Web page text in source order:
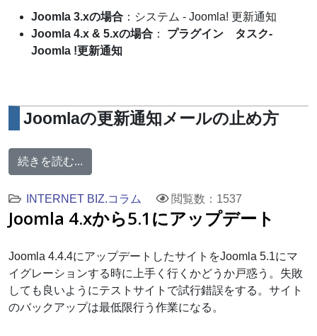
Joomla 3.xの場合 ：システム - Joomla! 更新通知
Joomla 4.x & 5.xの場合 ： プラグイン タスク-
Joomla !更新通知
Joomlaの更新通知メールの止め方
続きを読む...
INTERNET BIZ.コラム 閲覧数：1537
Joomla 4.xから5.1にアップデート
Joomla 4.4.4にアップデートしたサイトをJoomla 5.1にマ
イグレーションする時に上手く行くかどうか戸惑う。失敗
しても良いようにテストサイトで試行錯誤をする。サイト
のバックアップは最低限行う作業になる。